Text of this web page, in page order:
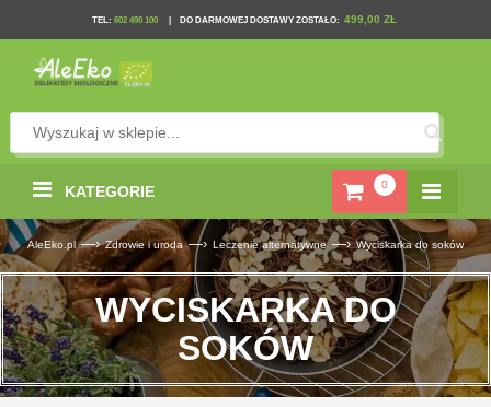
TEL: 602 490 100 DO DARMOWEJ DOSTAWY ZOSTAŁO: 499,00 ZŁ
0
KATEGORIE
AleEko.pl —› Zdrowie i uroda —› Leczenie alternatywne —› Wyciskarka do soków
WYCISKARKA DO
SOKÓW